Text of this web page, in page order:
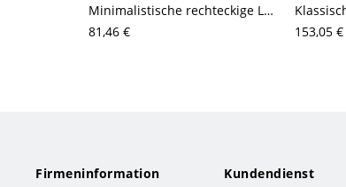
Minimalistische rechteckige LED-Deckenleuchte mit versiegeltem Aluminiumrahmen
81,46 €
153,05 €
Firmeninformation Kundendienst